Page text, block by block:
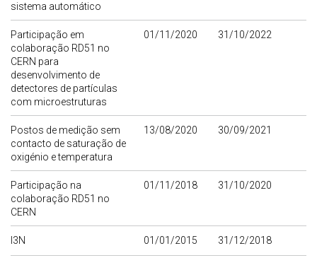
sistema automático
Participação em
colaboração RD51 no
CERN para
desenvolvimento de
detectores de partículas
com microestruturas
01/11/2020 31/10/2022
Postos de medição sem
contacto de saturação de
oxigénio e temperatura
13/08/2020 30/09/2021
Participação na
colaboração RD51 no
CERN
01/11/2018 31/10/2020
I3N 01/01/2015 31/12/2018